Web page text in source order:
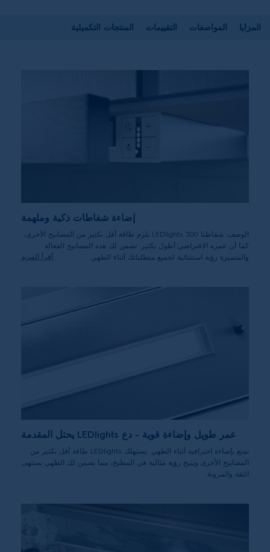
المزايا المواصفات التقييمات المنتجات التكميلية
إضاءة شفاطات ذكية وملهمة
الوصف: شفاطنا 300 LEDlights يلزم طاقة أقل بكثير من المصابيح الأخرى،
كما أن عمره الافتراضي أطول بكثير. تضمن لك هذه المصابيح الفعالة
والمتميزة رؤية استثنائية لجميع متطلباتك أثناء الطهي.
أقرأ المزيد
عمر طويل وإضاءة قوية - دع LEDlights يحتل المقدمة
تمتع بإضاءة احترافية أثناء الطهي. يستهلك LEDlights طاقة أقل بكثير من
المصابيح الأخرى ويتيح رؤية مثالية في المطبخ، مما يضمن لك الطهي بمنتهى
الثقة والمرونة.